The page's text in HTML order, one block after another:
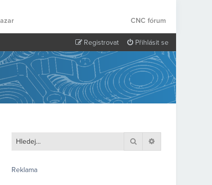
CNC fórum
Přihlásit se
Registrovat
Hledat
Reklama